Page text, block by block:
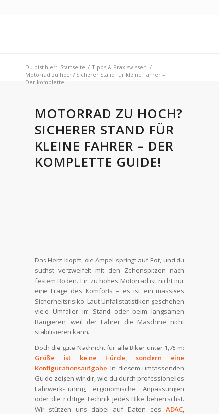
Du bist hier: Startseite / Tipps & Praxiswissen /
Motorrad zu hoch? Sicherer Stand für kleine Fahrer –
Der komplette ...
MOTORRAD ZU HOCH?
SICHERER STAND FÜR
KLEINE FAHRER – DER
KOMPLETTE GUIDE!
Das Herz klopft, die Ampel springt auf Rot, und du
suchst verzweifelt mit den Zehenspitzen nach
festem Boden. Ein zu hohes Motorrad ist nicht nur
eine Frage des Komforts – es ist ein massives
Sicherheitsrisiko. Laut Unfallstatistiken geschehen
viele Umfaller im Stand oder beim langsamen
Rangieren, weil der Fahrer die Maschine nicht
stabilisieren kann.
Doch die gute Nachricht für alle Biker unter 1,75 m:
Größe ist keine Hürde, sondern eine
Konfigurationsaufgabe.In diesem umfassenden
Guide zeigen wir dir, wie du durch professionelles
Fahrwerk-Tuning, ergonomische Anpassungen
oder die richtige Technik jedes Bike beherrschst.
Wir stützen uns dabei auf Daten desADAC,